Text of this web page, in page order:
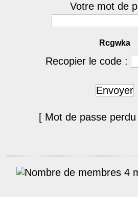
Votre mot de
Rcgwka
Recopier le code :
Envoyer
[ Mot de passe
4